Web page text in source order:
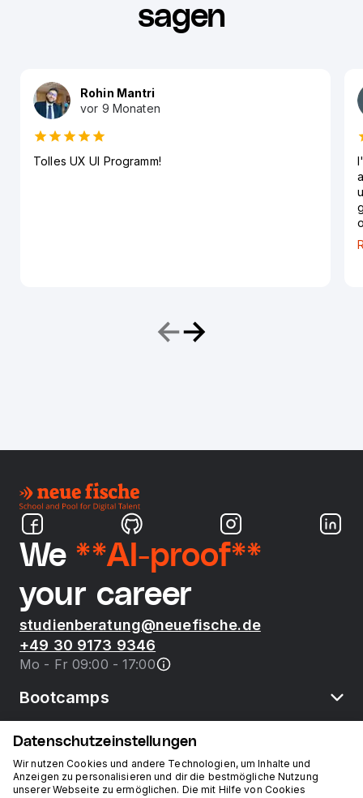
sagen
Rohin Mantri
vor 9 Monaten
Tolles UX UI Programm!
We **AI-proof**
your career
studienberatung@neuefische.de
+49 30 9173 9346
Mo - Fr 09:00 - 17:00
Bootcamps
neue fische
Datenschutzeinstellungen
Wir nutzen Cookies und andere Technologien, um Inhalte und
Anzeigen zu personalisieren und dir die bestmögliche Nutzung
unserer Webseite zu ermöglichen. Die mit Hilfe von Cookies